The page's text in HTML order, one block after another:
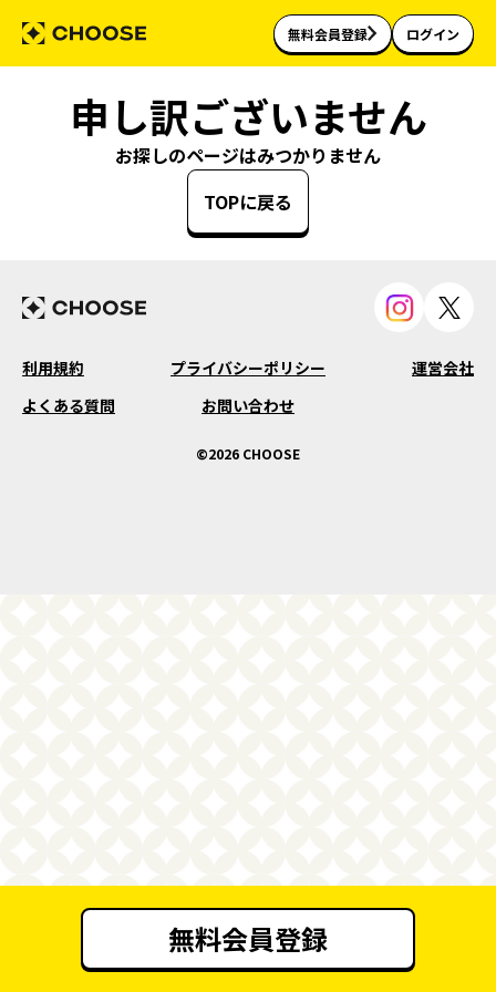
無料会員登録 ログイン
申し訳ございません
お探しのページはみつかりません
TOPに戻る
利用規約 プライバシーポリシー
運営会社
よくある質問
お問い合わせ
©2026 CHOOSE
無料会員登録